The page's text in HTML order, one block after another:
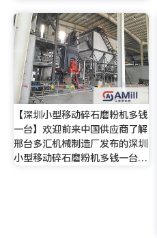
【深圳小型移动碎石磨粉机多钱
一台】欢迎前来中国供应商了解
邢台多汇机械制造厂发布的深圳
小型移动碎石磨粉机多钱一台…